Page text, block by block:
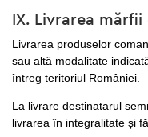
IX. Livrarea
Livrarea produselor
sau altă modalitate
întreg teritoriul României.
La livrare destinatarul
livrarea în integralitate și